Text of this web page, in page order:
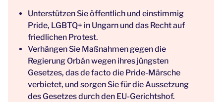
Unterstützen Sie öffentlich und einstimmig
Pride, LGBTQ+ in Ungarn und das Recht auf
friedlichen Protest.
Verhängen Sie Maßnahmen gegen die
Regierung Orbán wegen ihres jüngsten
Gesetzes, das de facto die Pride-Märsche
verbietet, und sorgen Sie für die Aussetzung
des Gesetzes durch den EU-Gerichtshof.